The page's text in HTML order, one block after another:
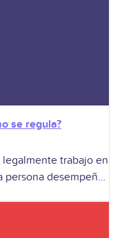
se regula?
trabajo en
persona desempeñe
lugar habitual ante